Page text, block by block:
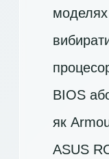
BIOS
як
ASUS